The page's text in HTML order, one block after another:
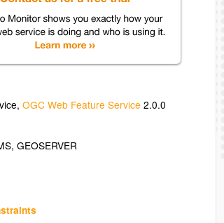
,OGC Web Feature Service 2.0.0
,GEOSERVER